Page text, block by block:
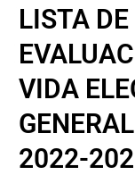
LISTA
VIDA
2022-